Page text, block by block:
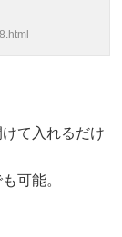
て入れるだけ
可能。